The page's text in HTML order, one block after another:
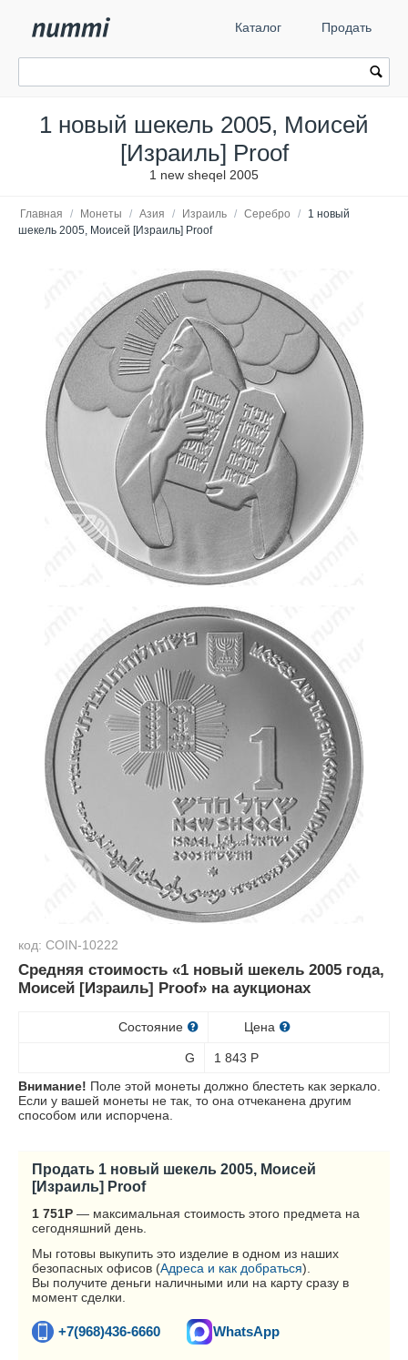
Каталог Продать
1 новый шекель 2005, Моисей
[Израиль] Proof
1 new sheqel 2005
Главная / Монеты / Азия / Израиль / Серебро /
1 новый
шекель 2005, Моисей [Израиль] Proof
код: COIN-10222
Средняя стоимость «1 новый шекель 2005 года,
Моисей [Израиль] Proof» на аукционах
Состояние Цена
G 1 843 Р
Внимание! Поле этой монеты должно блестеть как зеркало.
Если у вашей монеты не так, то она отчеканена другим
способом или испорчена.
Продать 1 новый шекель 2005, Моисей
[Израиль] Proof
1 751Р — максимальная стоимость этого предмета на
сегодняшний день.
Мы готовы выкупить это изделие в одном из наших
безопасных офисов (Адреса и как добраться).
Вы получите деньги наличными или на карту сразу в
момент сделки.
+7(968)436-6660 WhatsApp